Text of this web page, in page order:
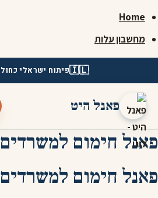
Home
מחשבון עלות
🇮🇱פיתוח ישראלי
פאנל היט
פאנל חימום
פאנל חימום